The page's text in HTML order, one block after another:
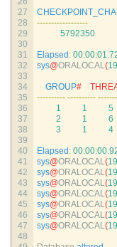
27
28
29
30
31
32
33
34
35
36
37
38
39
40
41
42
43
44
45
46
47
48
------------------
5792350
Elapsed : 00:00:
sys@ORALOCAL(
GROUP#
---------- ---------- ------
1
1 5
2
1 6
3
1 4
Elapsed : 00:00:
sys@ORALOCAL(
sys@ORALOCAL(
sys@ORALOCAL(
sys@ORALOCAL(
sys@ORALOCAL(
sys@ORALOCAL(
sys@ORALOCAL(